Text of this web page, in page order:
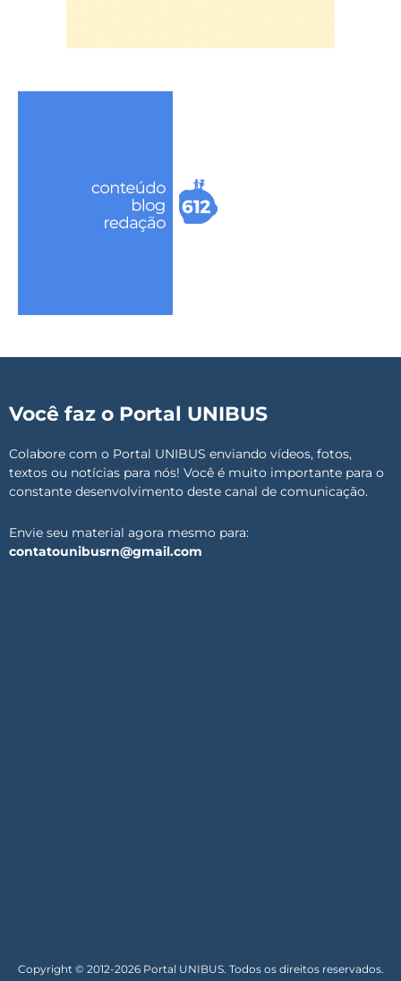
Você faz o Portal UNIBUS
Colabore com o Portal UNIBUS enviando vídeos, fotos,
textos ou notícias para nós! Você é muito importante para o
constante desenvolvimento deste canal de comunicação.
Envie seu material agora mesmo para:
contatounibusrn@gmail.com
Copyright © 2012-2026 Portal UNIBUS. Todos os direitos reservados.